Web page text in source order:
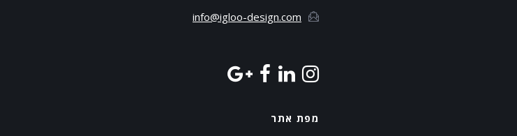
info@igloo-design.com
מפת אתר